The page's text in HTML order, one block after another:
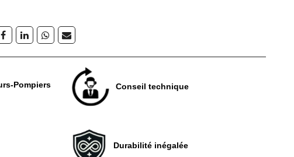
Pompiers Conseil technique
Durabilité inégalée